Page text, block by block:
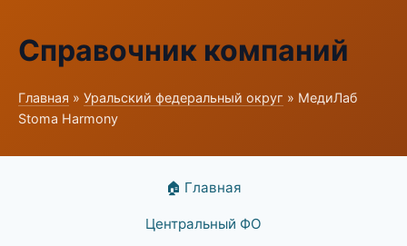
Справочник компаний
Главная » Уральский федеральный округ » МедиЛаб
Stoma Harmony
🏠 Главная
Центральный ФО